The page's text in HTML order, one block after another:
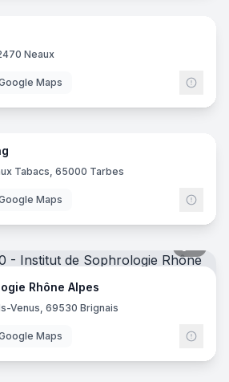
Neaux
Maps
5
Tabacs, 65000 Tarbes
Maps
Rhône Alpes
Venus, 69530 Brignais
Maps